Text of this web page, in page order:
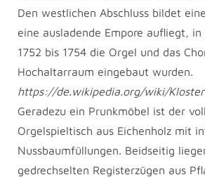
Den westlichen Abschluss bildet
eine ausladende Empore aufliegt,
1752 bis 1754 die Orgel und das
Hochaltarraum eingebaut wurden.
https://de.wikipedia.org/wiki/
Geradezu ein Prunkmöbel ist der
Orgelspieltisch aus Eichenholz mit
Nussbaumfüllungen. Beidseitig
gedrechselten Registerzügen aus